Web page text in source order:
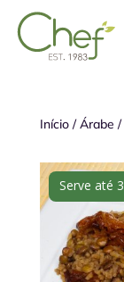
Início/Árabe /
Serve até 3